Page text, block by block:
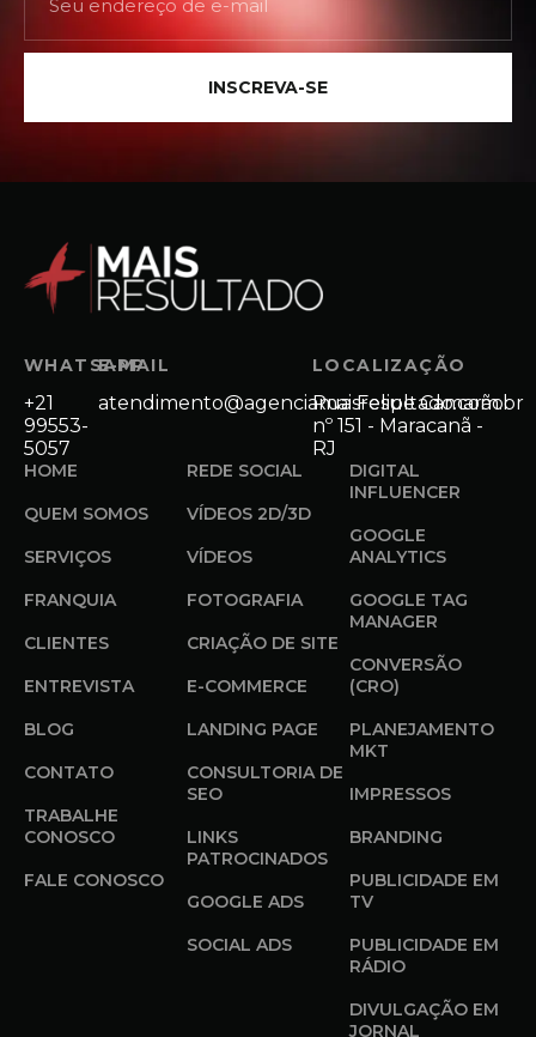
INSCREVA-SE
WHATSAPP
+21
99553-
5057
E-MAIL
atendimento@agenciamaisresultado.com.br
LOCALIZAÇÃO
Rua Felipe Camarão
nº 151 - Maracanã -
RJ
HOME
QUEM SOMOS
SERVIÇOS
FRANQUIA
CLIENTES
ENTREVISTA
BLOG
CONTATO
TRABALHE
CONOSCO
FALE CONOSCO
REDE SOCIAL
VÍDEOS 2D/3D
VÍDEOS
FOTOGRAFIA
CRIAÇÃO DE SITE
E-COMMERCE
LANDING PAGE
CONSULTORIA DE
SEO
LINKS
PATROCINADOS
GOOGLE ADS
SOCIAL ADS
DIGITAL
INFLUENCER
GOOGLE
ANALYTICS
GOOGLE TAG
MANAGER
CONVERSÃO
(CRO)
PLANEJAMENTO
MKT
IMPRESSOS
BRANDING
PUBLICIDADE EM
TV
PUBLICIDADE EM
RÁDIO
DIVULGAÇÃO EM
JORNAL